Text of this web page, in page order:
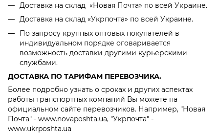
Доставка на склад «Новая Почта» по всей Украине.
Доставка на склад «Укрпочта» по всей Украине.
По запросу крупных оптовых покупателей в
индивидуальном порядке оговаривается
возможность доставки другими курьерскими
службами.
ДОСТАВКА ПО ТАРИФАМ ПЕРЕВОЗЧИКА.
Более подробно узнать о сроках и других аспектах
работы транспортных компаний Вы можете на
официальном сайте перевозчиков. Например, "Новая
Почта" - www.novaposhta.ua, "Укрпочта" -
www.ukrposhta.ua